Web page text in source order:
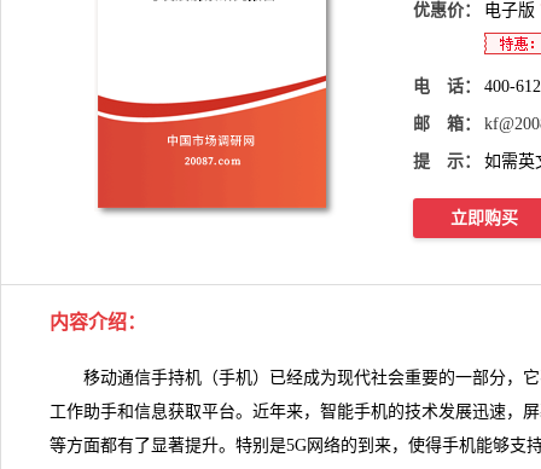
优惠价： 电子版
电 话： 400-
邮 箱：
提 示： 如需英
立即购买
内容介绍：
移动通信手持机（手机）
已经成为现代社会重要的一部分，
工作助手和信息获取平台。近年来，智能手机的技术发展迅速，
等方面都有了显著提升。特别是5G网络的到来，使得手机能够支